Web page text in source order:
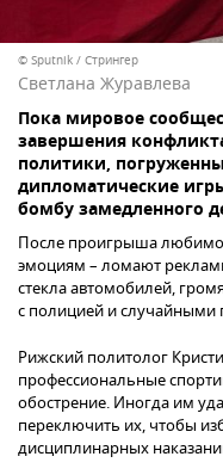
© Sputnik / Стрингер
Светлана Журавлева
Пока мировое
завершения
политики,
дипломатические
бомбу замедленного
После проигрыша
эмоциям – ломают
стекла автомобилей,
с полицией и
Рижский политолог
профессиональные
обострение. Иногда им
переключить их, чтобы
дисциплинарных